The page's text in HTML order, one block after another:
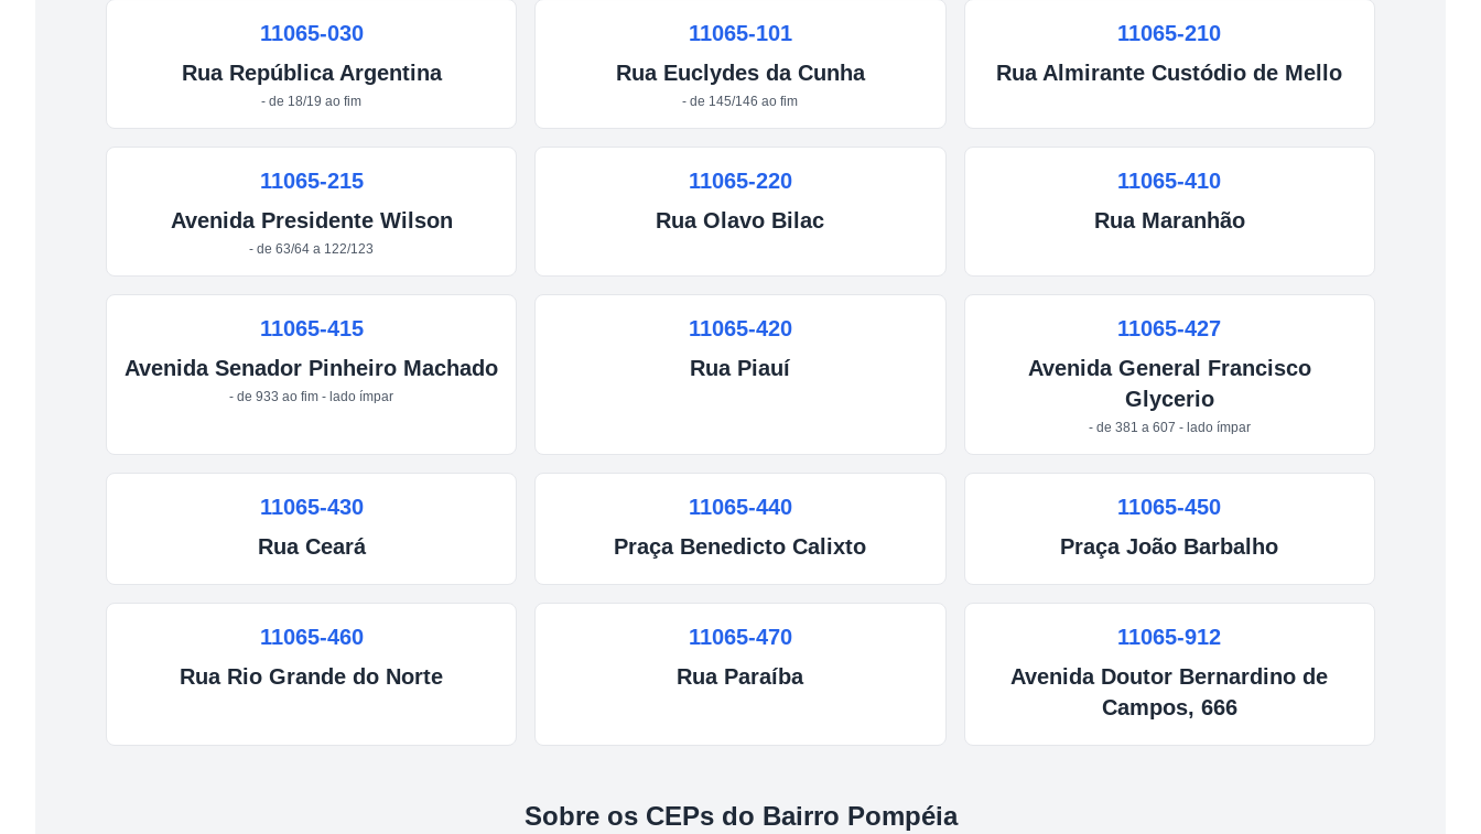
11065-030
Rua República Argentina
- de 18/19 ao fim
11065-101
Rua Euclydes da Cunha
- de 145/146 ao fim
11065-210
Rua Almirante Custódio de Mello
11065-215
Avenida Presidente Wilson
- de 63/64 a 122/123
11065-220
Rua Olavo Bilac
11065-410
Rua Maranhão
11065-415
Avenida Senador Pinheiro Machado
- de 933 ao fim - lado ímpar
11065-420
Rua Piauí
11065-427
Avenida General Francisco
Glycerio
- de 381 a 607 - lado ímpar
11065-430
Rua Ceará
11065-440
Praça Benedicto Calixto
11065-450
Praça João Barbalho
11065-460
Rua Rio Grande do Norte
11065-470
Rua Paraíba
11065-912
Avenida Doutor Bernardino de
Campos, 666
Sobre os CEPs do Bairro Pompéia